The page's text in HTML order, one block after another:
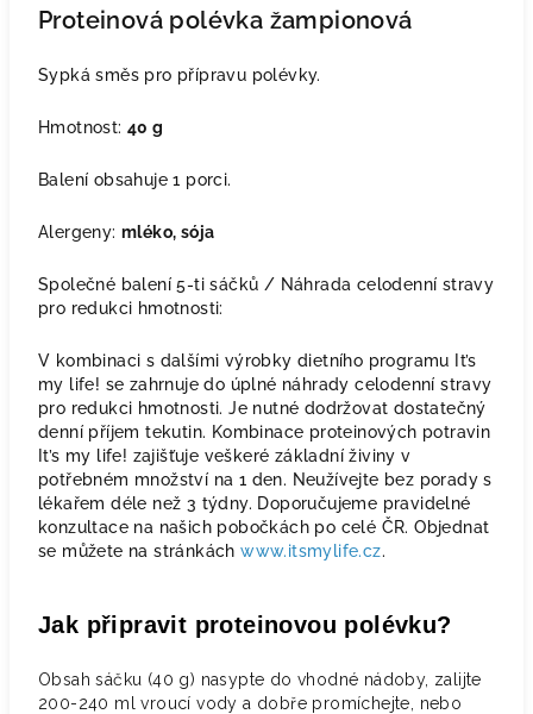
Proteinová polévka žampionová
Sypká směs pro přípravu polévky.
Hmotnost: 40 g
Balení obsahuje 1 porci.
Alergeny: mléko, sója
Společné balení 5-ti sáčků / Náhrada celodenní stravy
pro redukci hmotnosti:
V kombinaci s dalšími výrobky dietního programu It’s
my life! se zahrnuje do úplné náhrady celodenní stravy
pro redukci hmotnosti. Je nutné dodržovat dostatečný
denní příjem tekutin. Kombinace proteinových potravin
It’s my life! zajišťuje veškeré základní živiny v
potřebném množství na 1 den. Neužívejte bez porady s
lékařem déle než 3 týdny. Doporučujeme pravidelné
konzultace na našich pobočkách po celé ČR. Objednat
se můžete na stránkáchwww.itsmylife.cz.
Jak připravit proteinovou polévku?
Obsah sáčku (40 g) nasypte do vhodné nádoby, zalijte
200-240 ml vroucí vody a dobře promíchejte, nebo